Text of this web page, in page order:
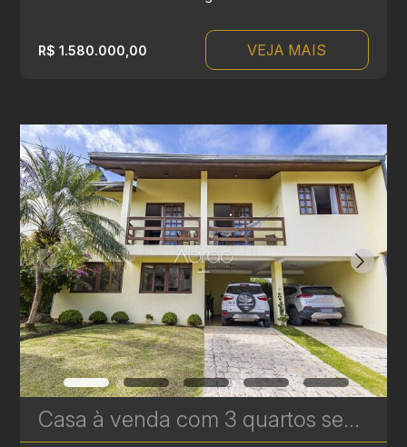
R$ 1.580.000,00 VEJA MAIS
Casa à venda com 3 quartos sendo 1 suíte no Boa Vista - 201m² - Condomínio Portal Boa Vista | Ref. 1787